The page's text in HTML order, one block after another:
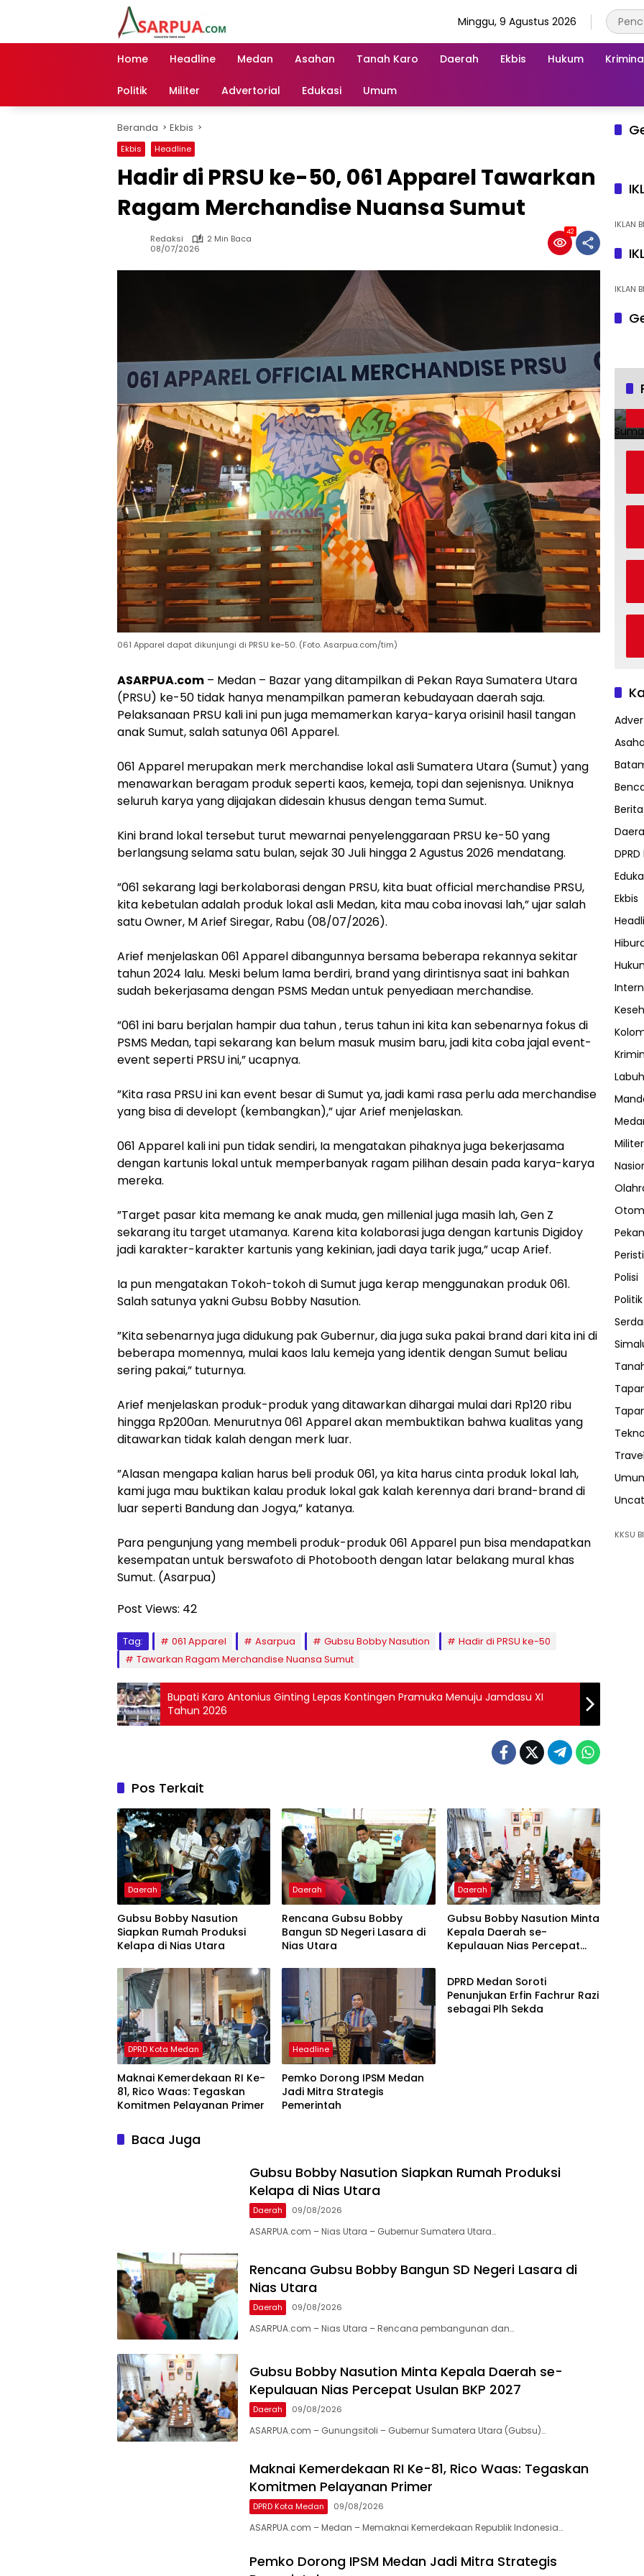
Minggu, 9 Agustus 2026
Home Headline Medan Asahan Tanah Karo Daerah Ekbis Hukum
Politik Militer Advertorial Edukasi Umum
Beranda Ekbis
Ekbis Headline
Hadir di PRSU ke-50, 061 Apparel Tawarkan
Ragam Merchandise Nuansa Sumut
Redaksi
2 Min Baca
08/07/2026
42
061 Apparel dapat dikunjungi di PRSU ke-50. (Foto. Asarpua.com/tim)
ASARPUA.com – ‎Medan – Bazar yang ditampilkan di Pekan Raya Sumatera Utara
(PRSU) ke-50 tidak hanya menampilkan pameran kebudayaan daerah saja.
Pelaksanaan PRSU kali ini pun juga memamerkan karya-karya orisinil hasil tangan
anak Sumut, salah satunya 061 Apparel.
‎061 Apparel merupakan merk merchandise lokal asli Sumatera Utara (Sumut) yang
menawarkan beragam produk seperti kaos, kemeja, topi dan sejenisnya. Uniknya
seluruh karya yang dijajakan didesain khusus dengan tema Sumut.
‎Kini brand lokal tersebut turut mewarnai penyelenggaraan PRSU ke-50 yang
berlangsung selama satu bulan, sejak 30 Juli hingga 2 Agustus 2026 mendatang.
‎”061 sekarang lagi berkolaborasi dengan PRSU, kita buat official merchandise PRSU,
kita kebetulan adalah produk lokal asli Medan, kita mau coba inovasi lah,” ujar salah
satu Owner, M Arief Siregar, Rabu (08/07/2026).
‎Arief menjelaskan 061 Apparel dibangunnya bersama beberapa rekannya sekitar
tahun 2024 lalu. Meski belum lama berdiri, brand yang dirintisnya saat ini bahkan
sudah bekerjasama dengan PSMS Medan untuk penyediaan merchandise.
‎”061 ini baru berjalan hampir dua tahun , terus tahun ini kita kan sebenarnya fokus di
PSMS Medan, tapi sekarang kan belum masuk musim baru, jadi kita coba jajal event-
event seperti PRSU ini,” ucapnya.
‎”Kita rasa PRSU ini kan event besar di Sumut ya, jadi kami rasa perlu ada merchandise
yang bisa di developt (kembangkan),” ujar Arief menjelaskan.
‎061 Apparel kali ini pun tidak sendiri, Ia mengatakan pihaknya juga bekerjasama
dengan kartunis lokal untuk memperbanyak ragam pilihan desain pada karya-karya
mereka.
‎”Target pasar kita memang ke anak muda, gen millenial juga masih lah, Gen Z
sekarang itu target utamanya. Karena kita kolaborasi juga dengan kartunis Digidoy
jadi karakter-karakter kartunis yang kekinian, jadi daya tarik juga,” ucap Arief.
‎Ia pun mengatakan Tokoh-tokoh di Sumut juga kerap menggunakan produk 061.
Salah satunya yakni Gubsu Bobby Nasution.
‎”Kita sebenarnya juga didukung pak Gubernur, dia juga suka pakai brand dari kita ini di
beberapa momennya, mulai kaos lalu kemeja yang identik dengan Sumut beliau
sering pakai,” tuturnya.
‎Arief menjelaskan produk-produk yang ditawarkan dihargai mulai dari Rp120 ribu
hingga Rp200an. Menurutnya 061 Apparel akan membuktikan bahwa kualitas yang
ditawarkan tidak kalah dengan merk luar.
‎”Alasan mengapa kalian harus beli produk 061, ya kita harus cinta produk lokal lah,
kami juga mau buktikan kalau produk lokal gak kalah kerennya dari brand-brand di
luar seperti Bandung dan Jogya,” katanya.
‎Para pengunjung yang membeli produk-produk 061 Apparel pun bisa mendapatkan
kesempatan untuk berswafoto di Photobooth dengan latar belakang mural khas
Sumut. (Asarpua)
Post Views: 42
Tag: 061 Apparel Asarpua Gubsu Bobby Nasution
Hadir di PRSU ke-50
Tawarkan Ragam Merchandise Nuansa Sumut
Bupati Karo Antonius Ginting Lepas Kontingen Pramuka Menuju Jamdasu XI
Tahun 2026
Pos Terkait
Daerah
Gubsu Bobby Nasution
Siapkan Rumah Produksi
Kelapa di Nias Utara
Daerah
Rencana Gubsu Bobby
Bangun SD Negeri Lasara di
Nias Utara
Daerah
Gubsu Bobby Nasution Minta
Kepala Daerah se-
Kepulauan Nias Percepat
DPRD Kota Medan
Maknai Kemerdekaan RI Ke-
81, Rico Waas: Tegaskan
Komitmen Pelayanan Primer
Headline
Pemko Dorong IPSM Medan
Jadi Mitra Strategis
Pemerintah
DPRD Kota Medan
DPRD Medan Soroti
Penunjukan Erfin Fachrur Razi
sebagai Plh Sekda
Baca Juga
Gubsu Bobby Nasution Siapkan Rumah Produksi
Kelapa di Nias Utara
Daerah 09/08/2026
ASARPUA.com – Nias Utara – Gubernur Sumatera Utara…
Rencana Gubsu Bobby Bangun SD Negeri Lasara di
Nias Utara
Daerah 09/08/2026
ASARPUA.com – Nias Utara – Rencana pembangunan dan…
Gubsu Bobby Nasution Minta Kepala Daerah se-
Kepulauan Nias Percepat Usulan BKP 2027
Daerah 09/08/2026
ASARPUA.com – Gunungsitoli – Gubernur Sumatera Utara (Gubsu)…
Maknai Kemerdekaan RI Ke-81, Rico Waas: Tegaskan
Komitmen Pelayanan Primer
DPRD Kota Medan 09/08/2026
ASARPUA.com – Medan – Memaknai Kemerdekaan Republik Indonesia…
Pemko Dorong IPSM Medan Jadi Mitra Strategis
IKLAN BI
IKLAN BI
Berita
Ekbis
Militer
Polisi
Politik
Travel
KKSU BI